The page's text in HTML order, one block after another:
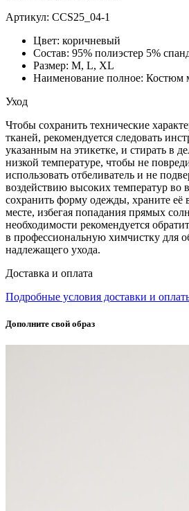
Артикул: CCS25_04-1
Цвет: коричневый
Состав: 95% полиэстер 5%
Размер: M, L, XL
Наименование полное: Костюм
Уход
Чтобы сохранить технические
тканей, рекомендуется следовать
указанным на этикетке, и стирать в
низкой температуре, чтобы не
использовать отбеливатель и не
воздействию высоких температур во
сохранить форму одежды, храните её
месте, избегая попадания прямых
необходимости рекомендуется
в профессиональную химчистку для
надлежащего ухода.
Доставка и оплата
Подробные условия доставки и
Дополните свой образ